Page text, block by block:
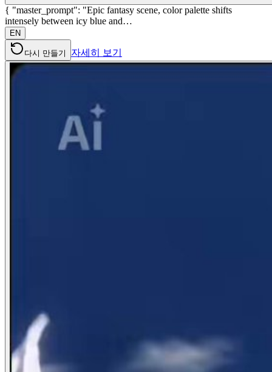
{ "master_prompt": "Epic fantasy scene, color palette shifts
intensely between icy blue and…
EN
다시 만들기 자세히 보기